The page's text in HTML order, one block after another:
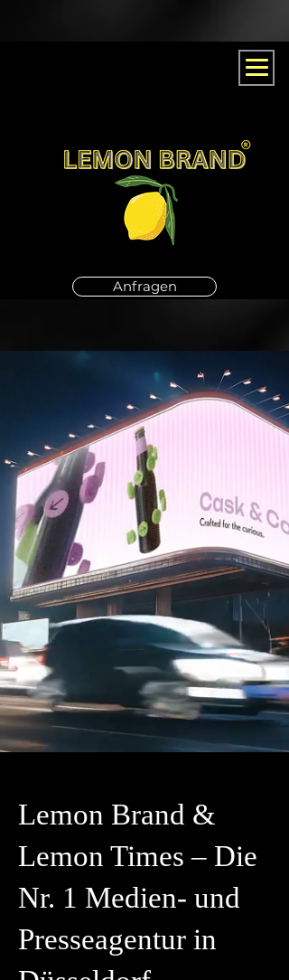
Anfragen
Lemon Brand &
Lemon Times – Die
Nr. 1 Medien- und
Presseagentur in